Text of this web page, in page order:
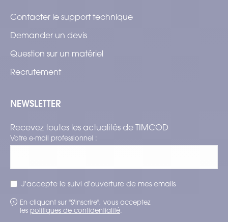
Contacter le support technique
Demander un devis
Question sur un matériel
Recrutement
NEWSLETTER
Recevez toutes les actualités de TIMCOD
Votre e-mail professionnel :
J'accepte le suivi d'ouverture de mes emails
En cliquant sur "S'inscrire", vous acceptez
les politiques de confidentialité.